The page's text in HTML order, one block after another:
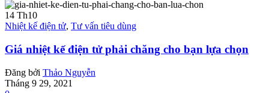
14 Th10
Nhiệt kế điện tử, Tư vấn tiêu dùng
Giá nhiệt kế điện tử phải chăng cho bạn lựa chọn
Đăng bởi Thảo Nguyễn
Tháng 9 29, 2021